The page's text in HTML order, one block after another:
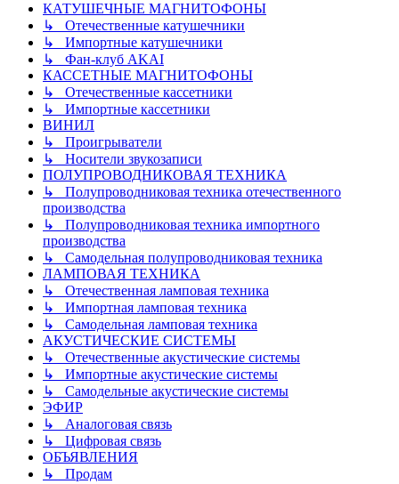
КАТУШЕЧНЫЕ МАГНИТОФОНЫ
↳ Отечественные катушечники
↳ Импортные катушечники
↳ Фан-клуб AKAI
КАССЕТНЫЕ МАГНИТОФОНЫ
↳ Отечественные кассетники
↳ Импортные кассетники
ВИНИЛ
↳ Проигрыватели
↳ Носители звукозаписи
ПОЛУПРОВОДНИКОВАЯ ТЕХНИКА
↳ Полупроводниковая техника отечественного
производства
↳ Полупроводниковая техника импортного
производства
↳ Самодельная полупроводниковая техника
ЛАМПОВАЯ ТЕХНИКА
↳ Отечественная ламповая техника
↳ Импортная ламповая техника
↳ Самодельная ламповая техника
АКУСТИЧЕСКИЕ СИСТЕМЫ
↳ Отечественные акустические системы
↳ Импортные акустические системы
↳ Самодельные акустические системы
ЭФИР
↳ Аналоговая связь
↳ Цифровая связь
ОБЪЯВЛЕНИЯ
↳ Продам